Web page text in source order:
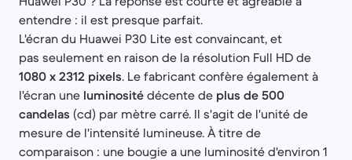
entendre : il est presque parfait.
L'écran du Huawei P30 Lite est convaincant, et
pas seulement en raison de la résolution Full HD de
1080 x 2312 pixels. Le fabricant confère également à
l'écran une luminosité décente de plus de 500
candelas (cd) par mètre carré. Il s'agit de l'unité de
mesure de l'intensité lumineuse. À titre de
comparaison : une bougie a une luminosité d'environ 1